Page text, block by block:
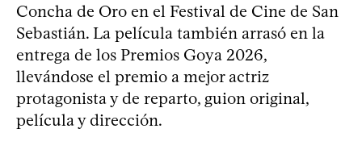
Concha de Oro en el Festival de Cine de San
Sebastián. La película también arrasó en la
entrega de los Premios Goya 2026,
llevándose el premio a mejor actriz
protagonista y de reparto, guion original,
película y dirección.